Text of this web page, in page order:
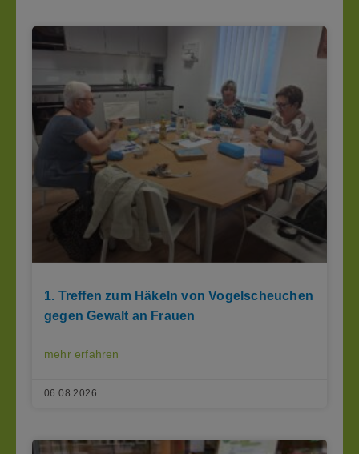
1. Treffen zum Häkeln von Vogelscheuchen
gegen Gewalt an Frauen
mehr erfahren
06.08.2026